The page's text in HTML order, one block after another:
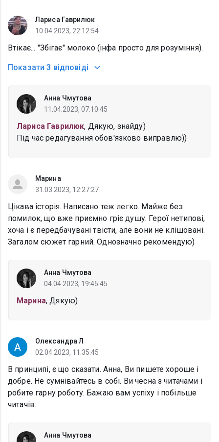
Лариса Гаврилюк
10.04.2023, 22:12:54
Втікає... "Збігає" молоко (інфа просто для розуміння).
Показати 3 відповіді
Анна Чмутова
11.04.2023, 07:10:45
Лариса Гаврилюк, Дякую, знайду)
Під час редагування обов'язково виправлю))
Марина
31.03.2023, 12:27:27
Цікава історія. Написано теж легко. Майже без
помилок, що вже приємно гріє душу. Герої нетипові,
хоча і є передбачувані твісти, але вони не клішовані.
Загалом сюжет гарний. Однозначно рекомендую)
Анна Чмутова
04.04.2023, 19:45:45
Марина, Дякую)
Олександра Л
02.04.2023, 11:35:45
В принципі, є що сказати. Анна, Ви пишете хороше і
добре. Не сумнівайтесь в собі. Ви чесна з читачами і
робите гарну роботу. Бажаю вам успіху і побільше
читачів.
Анна Чмутова